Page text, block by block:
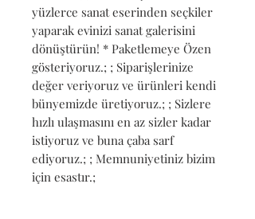
yüzlerce sanat eserinden seçkiler
yaparak evinizi sanat galerisini
dönüştürün! * Paketlemeye Özen
gösteriyoruz.; ; Siparişlerinize
değer veriyoruz ve ürünleri kendi
bünyemizde üretiyoruz.; ; Sizlere
hızlı ulaşmasını en az sizler kadar
istiyoruz ve buna çaba sarf
ediyoruz.; ; Memnuniyetiniz bizim
için esastır.;